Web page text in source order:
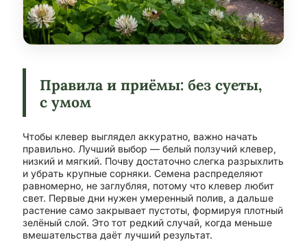
Правила и приёмы: без суеты,
с умом
Чтобы клевер выглядел аккуратно, важно начать
правильно. Лучший выбор — белый ползучий клевер,
низкий и мягкий. Почву достаточно слегка разрыхлить
и убрать крупные сорняки. Семена распределяют
равномерно, не заглубляя, потому что клевер любит
свет. Первые дни нужен умеренный полив, а дальше
растение само закрывает пустоты, формируя плотный
зелёный слой. Это тот редкий случай, когда меньше
вмешательства даёт лучший результат.